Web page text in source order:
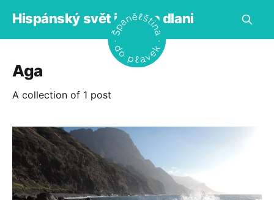
Hispánský svět jako na dlani
Aga
A collection of 1 post